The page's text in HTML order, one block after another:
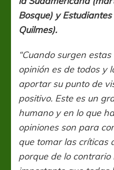
Bosque) y
Quilmes).
“Cuando surgen
opinión es de todos y
aportar su punto de
positivo. Este es un
humano y en lo que
opiniones son para
que tomar las críticas
porque de lo contrario